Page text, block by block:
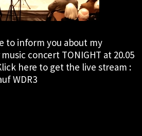
to inform you about my
concert TONIGHT at 20.05
here to get the live stream :
WDR3